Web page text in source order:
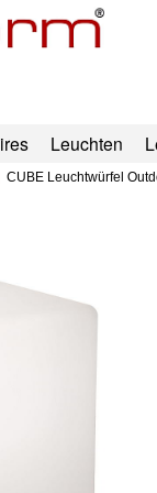
Leuchten
CUBE Leuchtwürfel